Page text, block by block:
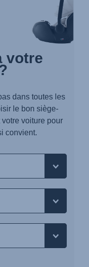
votre
dans toutes les
le bon siège-
voiture pour
convient.